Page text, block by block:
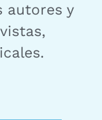
autores y